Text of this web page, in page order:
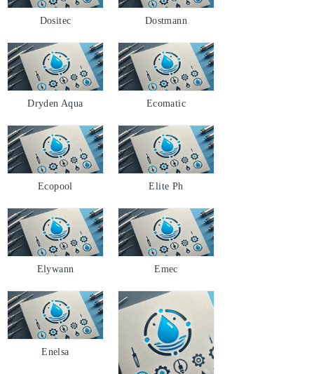
Dositec Dostmann
Dryden Aqua Ecomatic
Ecopool Elite Ph
Elywann Emec
Enelsa